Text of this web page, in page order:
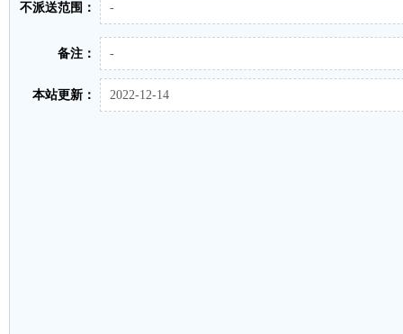
不派送范围： -
备注： -
本站更新： 2022-12-14